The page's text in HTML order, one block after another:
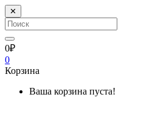
✕
0₽
0
Корзина
Ваша корзина пуста!